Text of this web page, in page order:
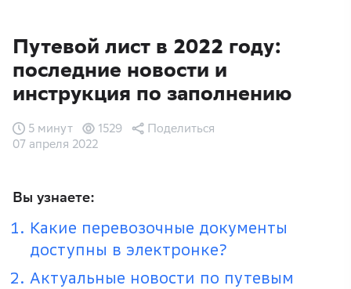
Путевой лист в 2022 году:
последние новости и
инструкция по заполнению
07 апреля 2022
5 минут 1529 Поделиться
Вы узнаете:
Какие перевозочные документы
доступны в электронке?
Актуальные новости по путевым